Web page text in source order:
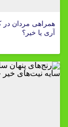
همراهی مردان در
آری یا خیر؟